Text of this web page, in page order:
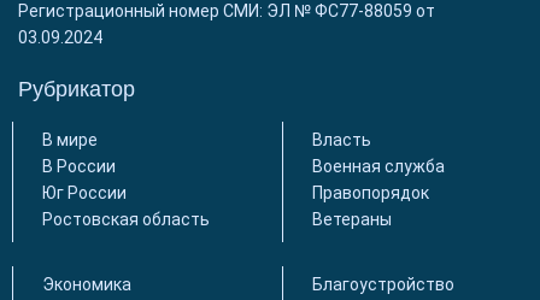
Регистрационный номер СМИ: ЭЛ № ФС77-88059 от
03.09.2024
Рубрикатор
В мире
В России
Юг России
Ростовская область
Власть
Военная служба
Правопорядок
Ветераны
Экономика
Благоустройство